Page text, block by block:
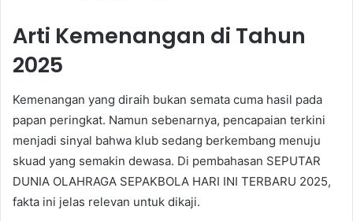
Arti Kemenangan di Tahun
2025
Kemenangan yang diraih bukan semata cuma hasil pada
papan peringkat. Namun sebenarnya, pencapaian terkini
menjadi sinyal bahwa klub sedang berkembang menuju
skuad yang semakin dewasa. Di pembahasan SEPUTAR
DUNIA OLAHRAGA SEPAKBOLA HARI INI TERBARU 2025,
fakta ini jelas relevan untuk dikaji.